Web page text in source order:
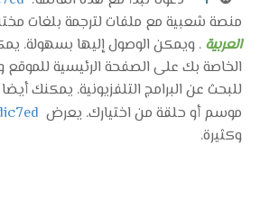
منصة شعبية مع ملفات لترجمة بلغات
العربية . ويمكن الوصول إليها بسهولة.
الخاصة بك على الصفحة الرئيسية
للبحث عن البرامج التلفزيونية. يمكنك
موسم أو حلقة من اختيارك. يعرض
وكثيرة.